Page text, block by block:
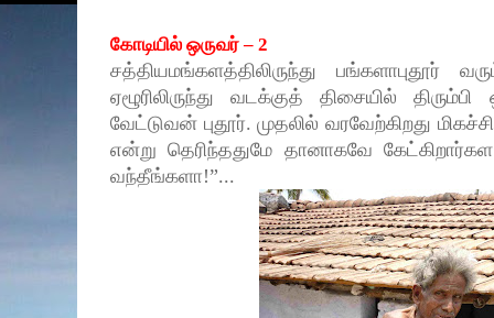
கோடியில் ஒருவர்– 2
சத்தியமங்களத்திலிருந்து பங்களாபுதூர்
ஏழூரிலிருந்து வடக்குத் திசையில்
வேட்டுவன் புதூர். முதலில் வரவேற்கிறது
என்று தெரிந்ததுமே தானாகவே கேட்கிறார்கள
வந்தீங்களா!”...